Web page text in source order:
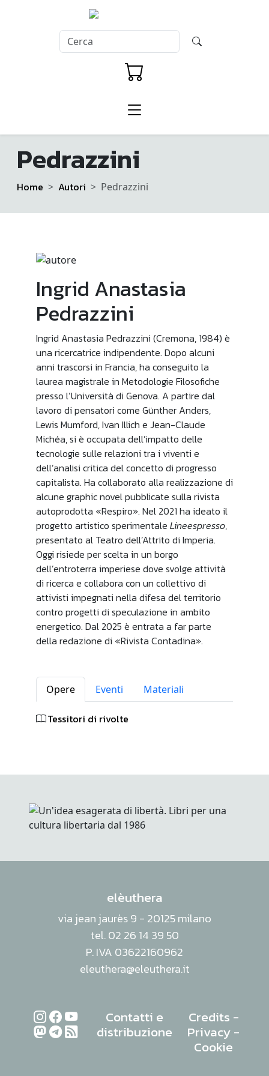
Pedrazzini
Home Autori Pedrazzini
Ingrid Anastasia
Pedrazzini
Ingrid Anastasia Pedrazzini (Cremona, 1984) è
una ricercatrice indipendente. Dopo alcuni
anni trascorsi in Francia, ha conseguito la
laurea magistrale in Metodologie Filosofiche
presso l’Università di Genova. A partire dal
lavoro di pensatori come Günther Anders,
Lewis Mumford, Ivan Illich e Jean-Claude
Michéa, si è occupata dell’impatto delle
tecnologie sulle relazioni tra i viventi e
dell’analisi critica del concetto di progresso
capitalista. Ha collaborato alla realizzazione di
alcune graphic novel pubblicate sulla rivista
autoprodotta «Respiro». Nel 2021 ha ideato il
progetto artistico sperimentale Lineespresso,
presentato al Teatro dell’Attrito di Imperia.
Oggi risiede per scelta in un borgo
dell’entroterra imperiese dove svolge attività
di ricerca e collabora con un collettivo di
attivisti impegnati nella difesa del territorio
contro progetti di speculazione in ambito
energetico. Dal 2025 è entrata a far parte
della redazione di «Rivista Contadina».
Opere Eventi Materiali
Tessitori di rivolte
elèuthera
via jean jaurès 9 - 20125 milano
tel. 02 26 14 39 50
P. IVA 03622160962
eleuthera@eleuthera.it
Contatti e
distribuzione
Credits -
Privacy-
Cookie